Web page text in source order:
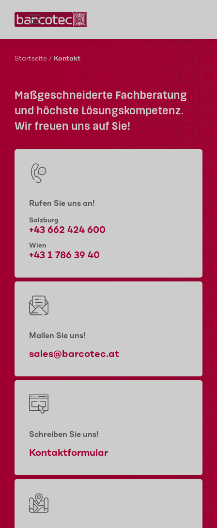
Startseite / Kontakt
Maßgeschneiderte Fachberatung
und höchste Lösungskompetenz.
Wir freuen uns auf Sie!
Rufen Sie uns an!
Salzburg
+43 662 424 600
Wien
+43 1 786 39 40
Mailen Sie uns!
sales@barcotec.at
Schreiben Sie uns!
Kontaktformular
Kontaktieren Sie uns!